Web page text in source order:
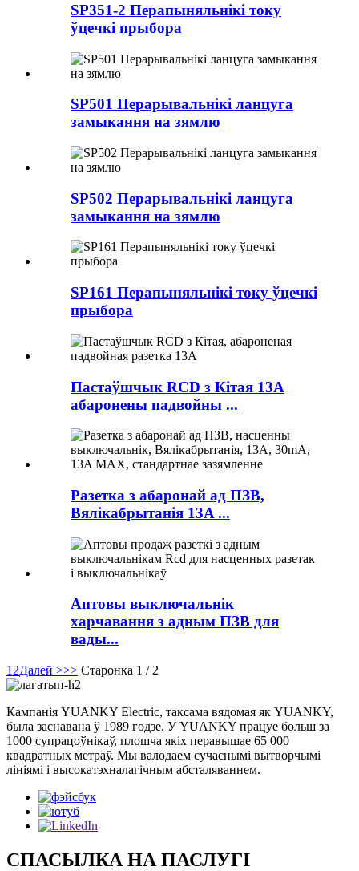
SP351-2 Перапыняльнікі току
ўцечкі прыбора
SP501 Перарывальнікі ланцуга
замыкання на зямлю
SP502 Перарывальнікі ланцуга
замыкання на зямлю
SP161 Перапыняльнікі току ўцечкі
прыбора
Пастаўшчык RCD з Кітая 13A
абаронены падвойны ...
Разетка з абаронай ад ПЗВ,
Вялікабрытанія 13A ...
Аптовы выключальнік
харчавання з адным ПЗВ для
вады...
1 2Далей >>> Старонка 1 / 2
Кампанія YUANKY Electric, таксама вядомая як YUANKY,
была заснавана ў 1989 годзе. У YUANKY працуе больш за
1000 супрацоўнікаў, плошча якіх перавышае 65 000
квадратных метраў. Мы валодаем сучаснымі вытворчымі
лініямі і высокатэхналагічным абсталяваннем.
СПАСЫЛКА НА ПАСЛУГІ